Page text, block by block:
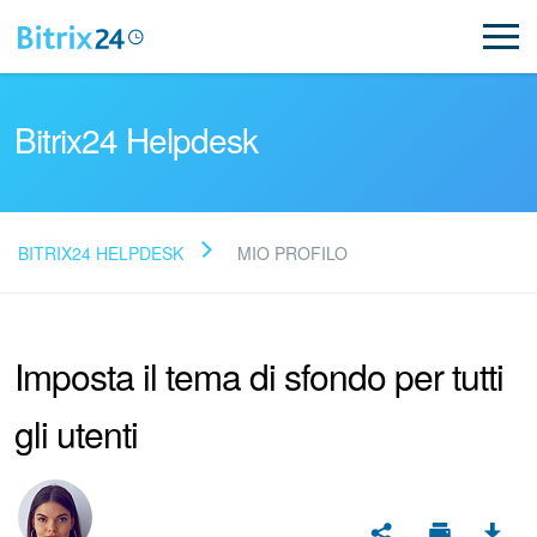
Novità
Supporto Bitrix24
Registrazione e accesso
Bitrix24 Helpdesk
BITRIX24 HELPDESK MIO PROFILO
Imposta il tema di sfondo per tutti
gli utenti